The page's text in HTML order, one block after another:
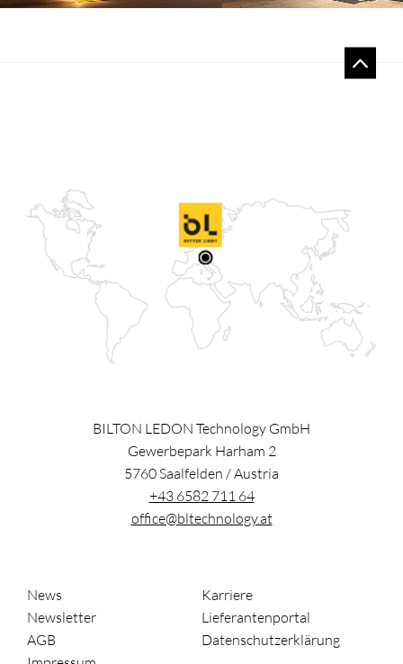
BILTON LEDON Technology GmbH
Gewerbepark Harham 2
5760Saalfelden /Austria
+43 6582 711 64
office@bltechnology.at
News
Karriere
Newsletter
Lieferantenportal
AGB
Datenschutzerklärung